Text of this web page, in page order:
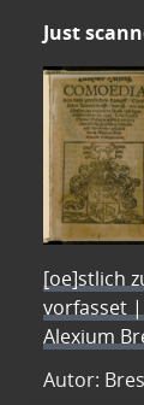
Just
[oe]stlich
vorfasset
Alexium
Autor: